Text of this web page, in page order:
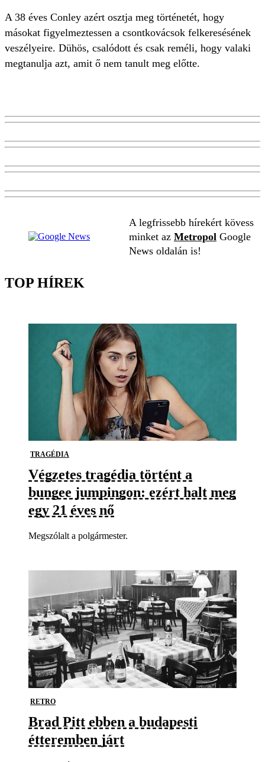
A 38 éves Conley azért osztja meg történetét, hogy
másokat figyelmeztessen a csontkovácsok felkeresésének
veszélyeire. Dühös, csalódott és csak reméli, hogy valaki
megtanulja azt, amit ő nem tanult meg előtte.
A legfrissebb hírekért kövess
minket az Metropol Google
News oldalán is!
TOP HÍREK
TRAGÉDIA
Végzetes tragédia történt a
bungee jumpingon: ezért halt meg
egy 21 éves nő
Megszólalt a polgármester.
RETRO
Brad Pitt ebben a budapesti
étteremben járt